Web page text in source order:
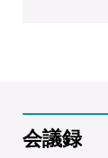
会議録